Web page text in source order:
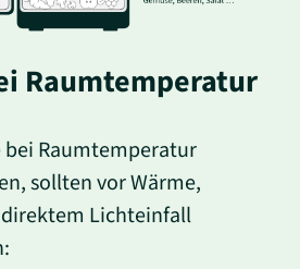
Raumtemperatur
Raumtemperatur
sollten vor Wärme,
Lichteinfall